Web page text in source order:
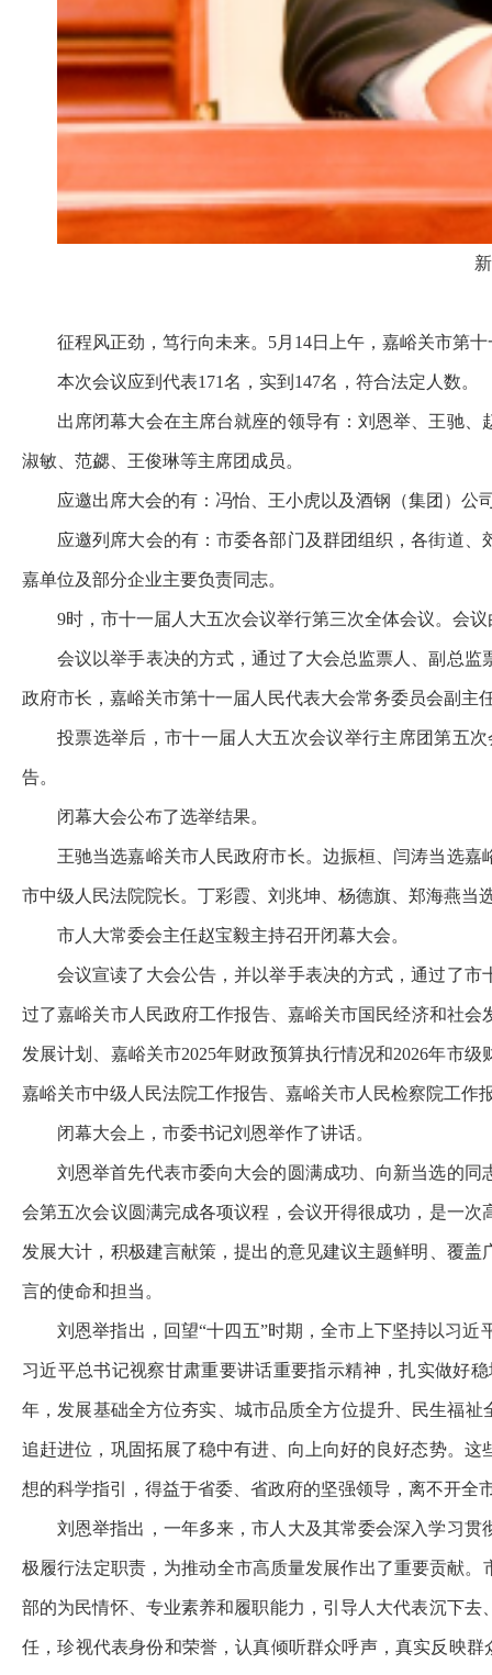
征程风正劲，笃行向未来。5月14日上午，嘉峪关市第
本次会议应到代表171名，实到147名，符合法定人数。
出席闭幕大会在主席台就座的领导有：刘恩举、王驰
淑敏、范勰、王俊琳等主席团成员。
应邀出席大会的有：冯怡、王小虎以及酒钢（集团）
应邀列席大会的有：市委各部门及群团组织，各街道
嘉单位及部分企业主要负责同志。
9时，市十一届人大五次会议举行第三次全体会议。会
会议以举手表决的方式，通过了大会总监票人、副总
政府市长，嘉峪关市第十一届人民代表大会常务委员会副
投票选举后，市十一届人大五次会议举行主席团第五
告。
闭幕大会公布了选举结果。
王驰当选嘉峪关市人民政府市长。边振桓、闫涛当选
市中级人民法院院长。丁彩霞、刘兆坤、杨德旗、郑海燕当
市人大常委会主任赵宝毅主持召开闭幕大会。
会议宣读了大会公告，并以举手表决的方式，通过了
过了嘉峪关市人民政府工作报告、嘉峪关市国民经济和社
发展计划、嘉峪关市2025年财政预算执行情况和2026年市
嘉峪关市中级人民法院工作报告、嘉峪关市人民检察院工
闭幕大会上，市委书记刘恩举作了讲话。
刘恩举首先代表市委向大会的圆满成功、向新当选的
会第五次会议圆满完成各项议程，会议开得很成功，是一
发展大计，积极建言献策，提出的意见建议主题鲜明、覆
言的使命和担当。
刘恩举指出，回望“十四五”时期，全市上下坚持以习
习近平总书记视察甘肃重要讲话重要指示精神，扎实做好
年，发展基础全方位夯实、城市品质全方位提升、民生福
追赶进位，巩固拓展了稳中有进、向上向好的良好态势。
想的科学指引，得益于省委、省政府的坚强领导，离不开
刘恩举指出，一年多来，市人大及其常委会深入学习
极履行法定职责，为推动全市高质量发展作出了重要贡献
部的为民情怀、专业素养和履职能力，引导人大代表沉下
任，珍视代表身份和荣誉，认真倾听群众呼声，真实反映